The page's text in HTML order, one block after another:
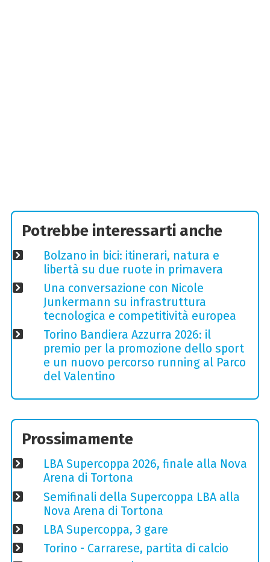
Potrebbe interessarti anche
Bolzano in bici: itinerari, natura e
libertà su due ruote in primavera
Una conversazione con Nicole
Junkermann su infrastruttura
tecnologica e competitività europea
Torino Bandiera Azzurra 2026: il
premio per la promozione dello sport
e un nuovo percorso running al Parco
del Valentino
Prossimamente
LBA Supercoppa 2026, finale alla Nova
Arena di Tortona
Semifinali della Supercoppa LBA alla
Nova Arena di Tortona
LBA Supercoppa, 3 gare
Torino - Carrarese, partita di calcio